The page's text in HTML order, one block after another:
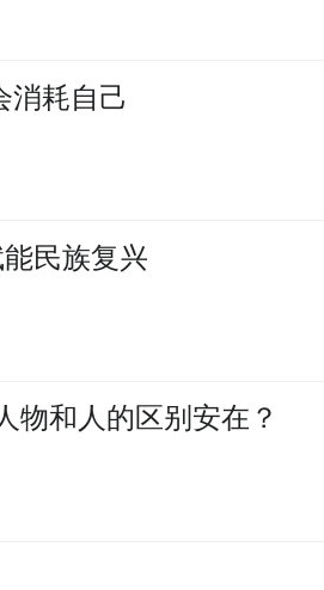
消耗自己
民族复兴
物和人的区别安在？